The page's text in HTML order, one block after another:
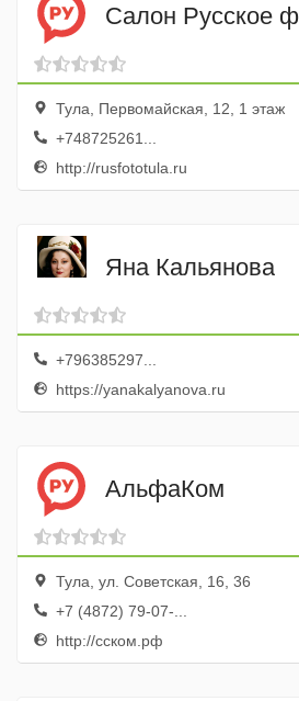
Салон Русское
Тула, Первомайская, 12, 1 этаж
+748725261...
http://rusfototula.ru
Яна Кальянова
+796385297...
https://yanakalyanova.ru
АльфаКом
Тула, ул. Советская, 16, 36
+7 (4872) 79-07-...
http://сском.рф